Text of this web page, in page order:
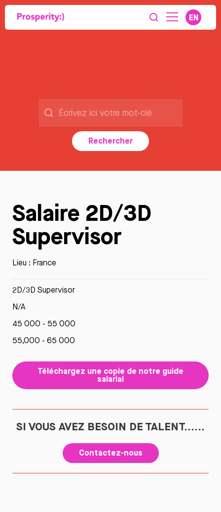
EN
Rechercher
Salaire 2D/3D
Supervisor
Lieu : France
2D/3D Supervisor
N/A
45 000 - 55 000
55,000 - 65 000
Téléchargez une copie de notre guide
salarial
SI VOUS AVEZ BESOIN DE TALENT......
Contactez-nous